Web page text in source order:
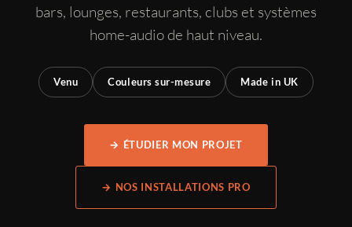
bars, lounges, restaurants, clubs et systèmes
home-audio de haut niveau.
Venu Couleurs sur-mesure Made in UK
→ ÉTUDIER MON PROJET
→ NOS INSTALLATIONS PRO